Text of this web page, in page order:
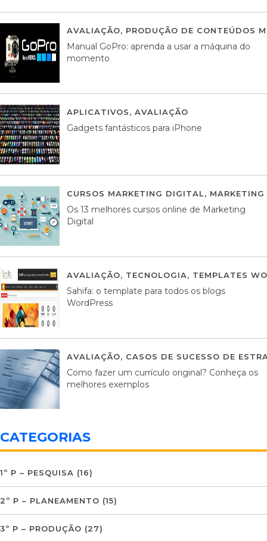
AVALIAÇÃO, PRODUÇÃO DE CONTEÚDOS
Manual GoPro: aprenda a usar a máquina do
momento
APLICATIVOS, AVALIAÇÃO
Gadgets fantásticos para iPhone
CURSOS MARKETING DIGITAL,
Os 13 melhores cursos online de Marketing
Digital
AVALIAÇÃO, TECNOLOGIA, TEMPLATES
Sahifa: o template para todos os blogs
WordPress
AVALIAÇÃO, CASOS DE SUCESSO DE
Como fazer um currículo original? Conheça os
melhores exemplos
CATEGORIAS
1º P – PESQUISA (16)
2º P – PLANEAMENTO (15)
3º P – PRODUÇÃO (27)